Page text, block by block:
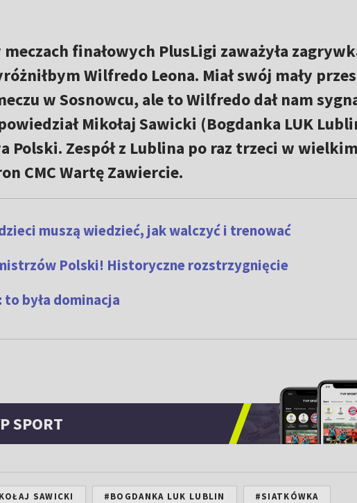
finałowych PlusLigi zaważyła
Wilfredo Leona. Miał swój mały
w Sosnowcu, ale to Wilfredo dał nam
Mikołaj Sawicki (Bogdanka LUK
Polski. Zespół z Lublina po raz trzeci w
CMC Wartę Zawiercie.
muszą wiedzieć, jak walczyć i trenować
Polski! Historyczne rozstrzygnięcie
była dominacja
SPORT
SAWICKI #BOGDANKA LUK LUBLIN #SIATKÓWKA